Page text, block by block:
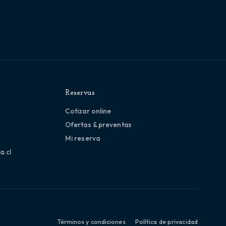
Reservas
Cotizar online
Ofertas & preventas
Mi reserva
Términos y condiciones Política de privacidad